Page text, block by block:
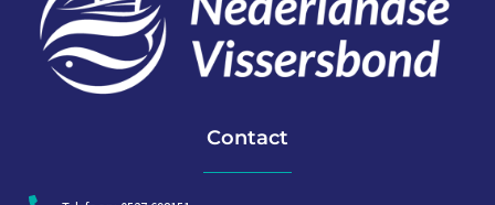
Contact